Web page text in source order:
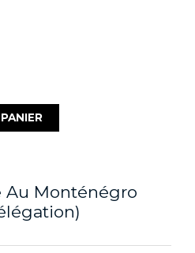
Au Monténégro